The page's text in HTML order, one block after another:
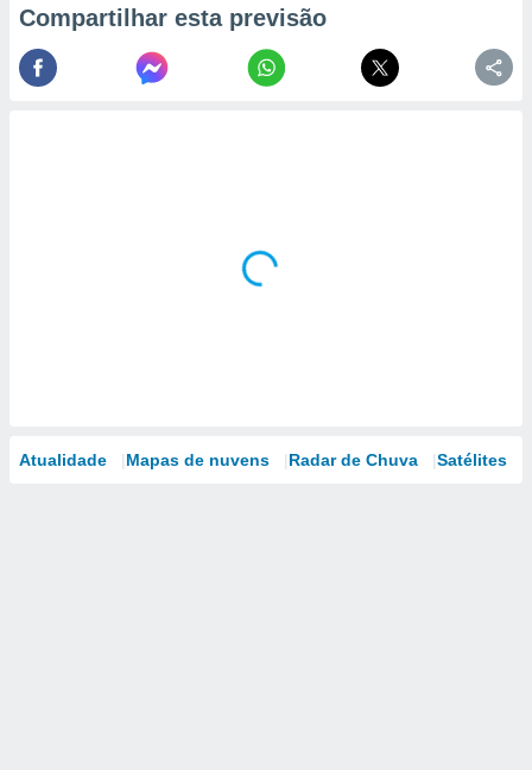
Compartilhar esta previsão
Atualidade Mapas de nuvens Radar de Chuva Satélites